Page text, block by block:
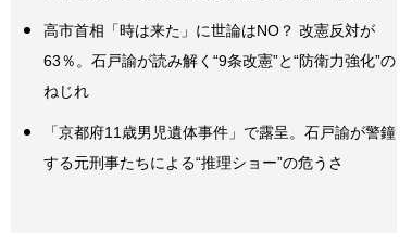
高市首相「時は来た」に世論はNO？ 改憲反対が
63％。石戸諭が読み解く“9条改憲”と“防衛力強化”の
ねじれ
「京都府11歳男児遺体事件」で露呈。石戸諭が警鐘
する元刑事たちによる“推理ショー”の危うさ